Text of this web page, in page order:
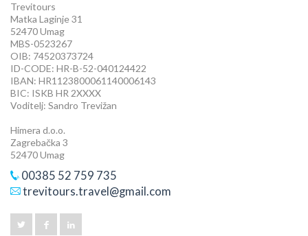
Trevitours
Matka Laginje 31
52470 Umag
MBS-0523267
OIB: 74520373724
ID-CODE: HR-B-52-040124422
IBAN: HR1123800061140006143
BIC: ISKB HR 2XXXX
Voditelj: Sandro Trevižan
Himera d.o.o.
Zagrebačka 3
52470 Umag
00385 52 759 735
trevitours.travel@gmail.com